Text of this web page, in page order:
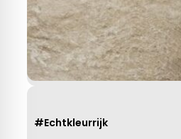
#Echtkleurrijk